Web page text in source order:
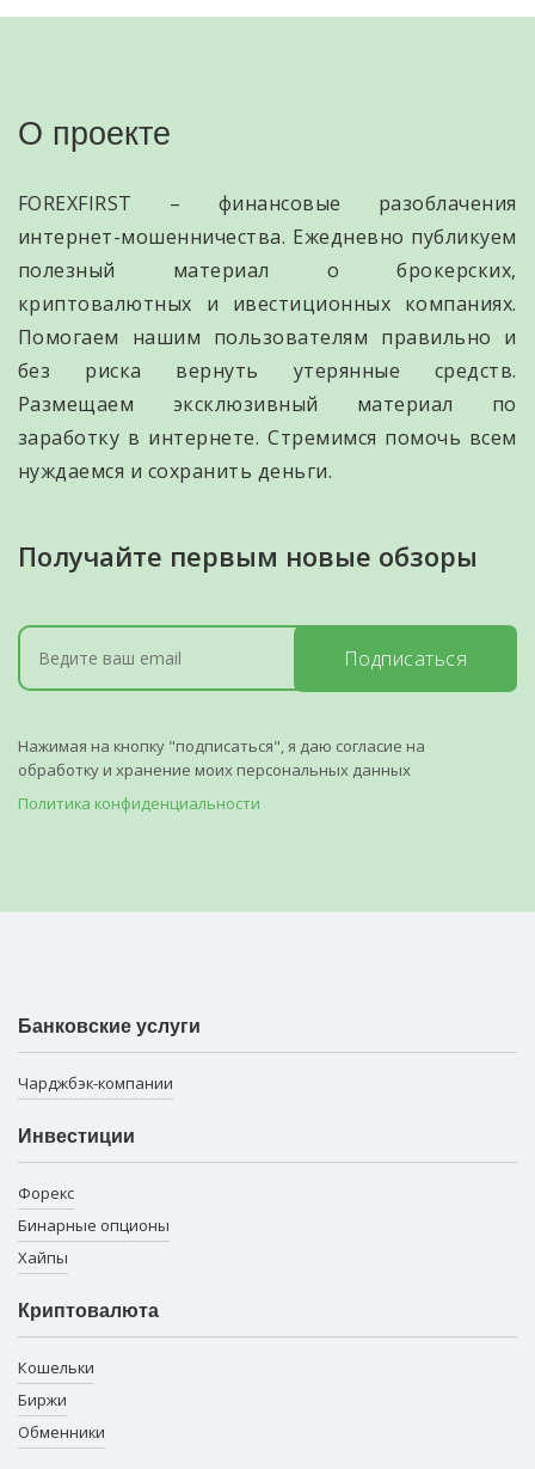
О проекте
FOREXFIRST – финансовые разоблачения
интернет-мошенничества. Ежедневно публикуем
полезный материал о брокерских,
криптовалютных и ивестиционных компаниях.
Помогаем нашим пользователям правильно и
без риска вернуть утерянные средств.
Размещаем эксклюзивный материал по
заработку в интернете. Стремимся помочь всем
нуждаемся и сохранить деньги.
Получайте первым новые обзоры
Подписаться
Нажимая на кнопку "подписаться", я даю согласие на
обработку и хранение моих персональных данных
Политика конфиденциальности
Банковские услуги
Чарджбэк-компании
Инвестиции
Форекс
Бинарные опционы
Хайпы
Криптовалюта
Кошельки
Биржи
Обменники